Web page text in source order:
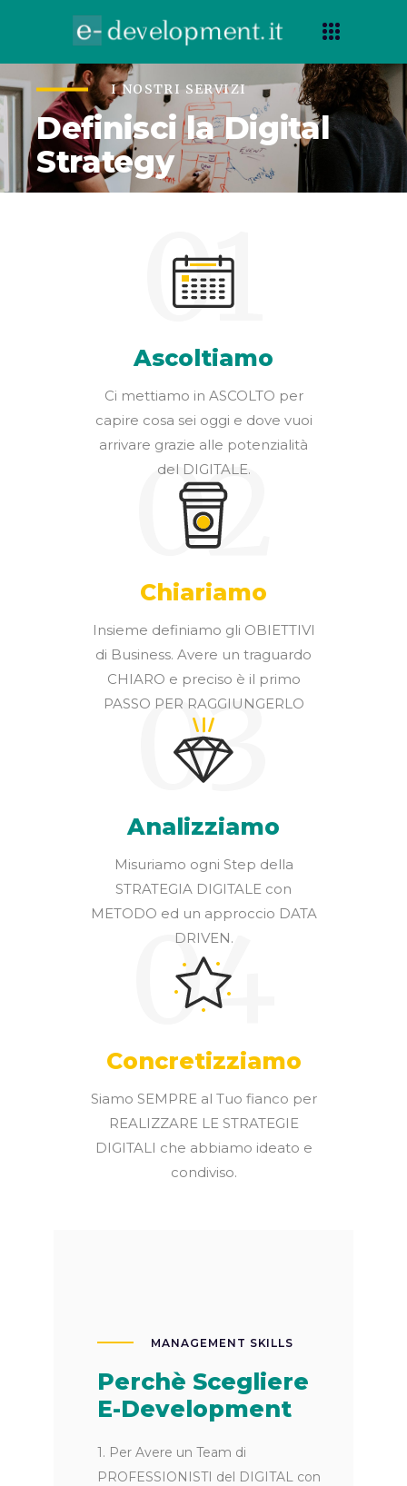
I NOSTRI SERVIZI
Definisci la Digital
Strategy
Ascoltiamo
01
Ci mettiamo in ASCOLTO per
capire cosa sei oggi e dove vuoi
arrivare grazie alle potenzialità
del DIGITALE.
Chiariamo
02
Insieme definiamo gli OBIETTIVI
di Business. Avere un traguardo
CHIARO e preciso è il primo
PASSO PER RAGGIUNGERLO
Analizziamo
03
Misuriamo ogni Step della
STRATEGIA DIGITALE con
METODO ed un approccio DATA
DRIVEN.
Concretizziamo
04
Siamo SEMPRE al Tuo fianco per
REALIZZARE LE STRATEGIE
DIGITALI che abbiamo ideato e
condiviso.
MANAGEMENT SKILLS
Perchè Scegliere
E-Development
1. Per Avere un Team di
PROFESSIONISTI del DIGITAL con